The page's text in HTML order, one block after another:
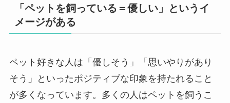
「ペットを飼っている＝優しい」というイ
メージがある
ペット好きな人は「優しそう」「思いやりがあり
そう」といったポジティブな印象を持たれること
が多くなっています。多くの人はペットを飼うこ